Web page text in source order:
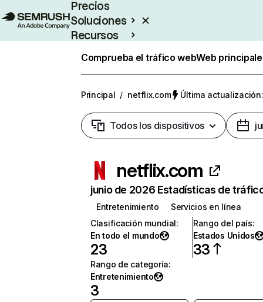
Precios
Soluciones
Recursos
Comprueba el tráfico webWeb
Principal / netflix.com Última
Todos los dispositivos
netflix.com
junio de 2026 Estadísticas de
Entretenimiento
Servicios en línea
Clasificación mundial:
En todo el mundo
23
Rango del país:
Estados Unidos
33
Rango de categoría:
Entretenimiento
3